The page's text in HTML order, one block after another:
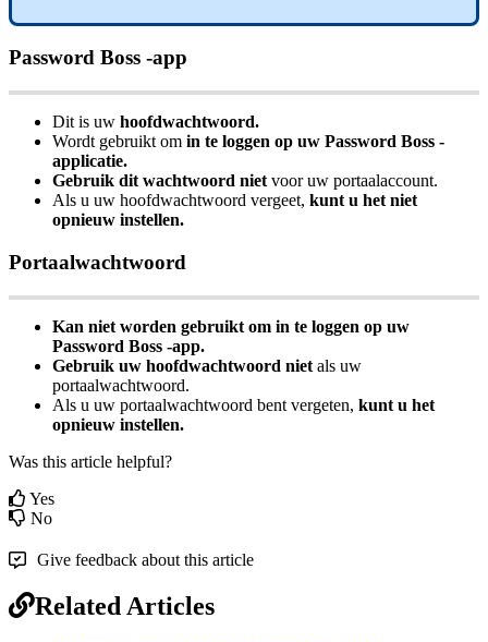
Password Boss -app
Dit is uw hoofdwachtwoord.
Wordt gebruikt om in te loggen op uw Password Boss -
applicatie.
Gebruik dit wachtwoord niet voor uw portaalaccount.
Als u uw hoofdwachtwoord vergeet, kunt u het niet
opnieuw instellen.
Portaalwachtwoord
Kan niet worden gebruikt om in te loggen op uw
Password Boss -app.
Gebruik uw hoofdwachtwoord niet als uw
portaalwachtwoord.
Als u uw portaalwachtwoord bent vergeten, kunt u het
opnieuw instellen.
Was this article helpful?
Yes
No
Give feedback about this article
Related Articles